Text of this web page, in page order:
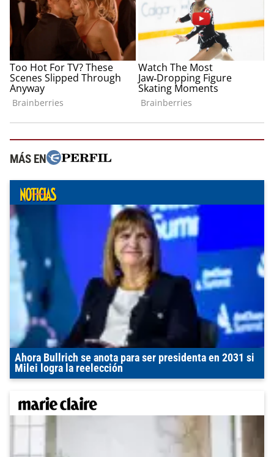
MÁS EN
Ahora Bullrich se anota para ser presidenta en 2031 si
Milei logra la reelección